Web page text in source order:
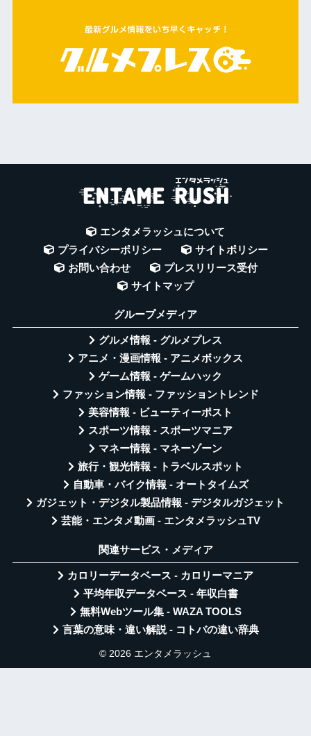
エンタメラッシュについて
プライバシーポリシー
サイトポリシー
お問い合わせ
プレスリリース受付
サイトマップ
グループメディア
グルメ情報 - グルメプレス
アニメ・漫画情報 - アニメボックス
ゲーム情報 - ゲームハック
ファッション情報 - ファッショントレンド
美容情報 - ビューティーポスト
スポーツ情報 - スポーツマニア
マネー情報 - マネーゾーン
旅行・観光情報 - トラベルスポット
自動車・バイク情報 - オートタイムズ
ガジェット・デジタル製品情報 - デジタルガジェット
芸能・エンタメ動画 - エンタメラッシュTV
関連サービス・メディア
カロリーデータベース - カロリーマニア
平均年収データベース - 年収白書
無料Webツール集 - WAZA TOOLS
言葉の意味・違い解説 - コトバの違い辞典
© 2026 エンタメラッシュ